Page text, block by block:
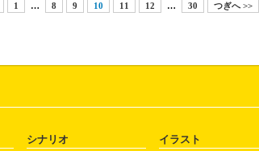
1 … 8 9 10 11 12 … 30 つぎへ >>
シナリオ イラスト